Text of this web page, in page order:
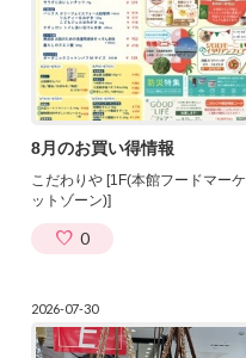
8月のお買い得情報
こだわりや [1F(本館フードマーケ
ットゾーン)]
0
2026-07-30